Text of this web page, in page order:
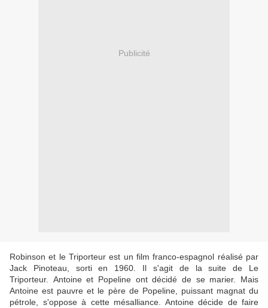
Publicité
Robinson et le Triporteur est un film franco-espagnol réalisé par
Jack Pinoteau, sorti en 1960. Il s'agit de la suite de Le
Triporteur. Antoine et Popeline ont décidé de se marier. Mais
Antoine est pauvre et le père de Popeline, puissant magnat du
pétrole, s'oppose à cette mésalliance. Antoine décide de faire